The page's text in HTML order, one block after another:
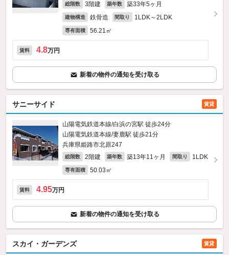
総階数 3階建 築年数 築33年5ヶ月
建物構造 鉄骨造 間取り 1LDK～2LDK
専有面積 56.21㎡
賃料 4.8万円
新着の物件の通知を受け取る
サニーサイド 賃貸
山陽電気鉄道本線/白浜の宮駅 徒歩24分
山陽電気鉄道本線/妻鹿駅 徒歩21分
兵庫県姫路市北原247
総階数 2階建 築年数 築13年11ヶ月 間取り 1LDK
専有面積 50.03㎡
賃料 4.95万円
新着の物件の通知を受け取る
スカイ・ガーデンズ 賃貸